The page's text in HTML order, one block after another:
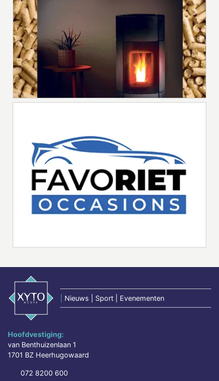
Nieuws | Sport | Evenementen
Hoofdvestiging:
van Benthuizenlaan 1
1701 BZ Heerhugowaard
072 8200 600